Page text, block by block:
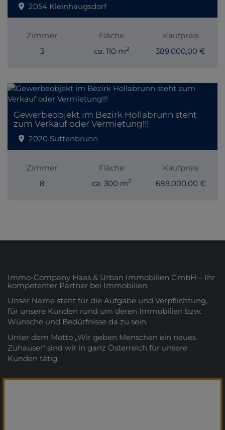
2054 Kleinhaugsdorf
Zimmer
3
Fläche
ca. 110 m2
Kaufpreis
389.000,00 €
Gewerbeobjekt im Bezirk Hollabrunn steht
zum Verkauf oder Vermietung!!!
2020 Suttenbrunn
Zimmer
8
Fläche
ca. 300 m2
Kaufpreis
689.000,00 €
Immo-Company Haas & Urban Immobilien GmbH – Ihr
kompetenter Partner bei Immobilien
Unser Name steht für die Aufgabe und Verpflichtung,
für unsere Kunden rund um deren Immobilien bzw.
Wünsche und Bedürfnisse da zu sein.
Unter dem Motto „Wir geben Menschen ein neues
Zuhause!“ sind wir in ganz Österreich für unsere
Kunden tätig.